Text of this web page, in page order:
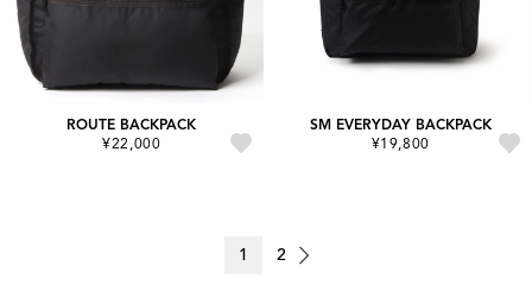
ROUTE BACKPACK
¥22,000
SM EVERYDAY BACKPACK
¥19,800
1 2